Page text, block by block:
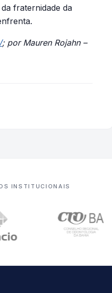
fraternidade da
; por Mauren Rojahn –
INSTITUCIONAIS